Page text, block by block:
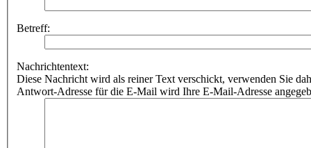
Betreff:
Nachrichtentext:
Diese Nachricht wird als reiner Text verschickt, verwenden Sie
Antwort-Adresse für die E-Mail wird Ihre E-Mail-Adresse